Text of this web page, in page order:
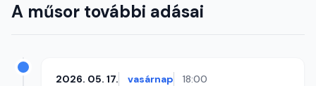
A műsor további adásai
2026. 05. 17. vasárnap 18:00